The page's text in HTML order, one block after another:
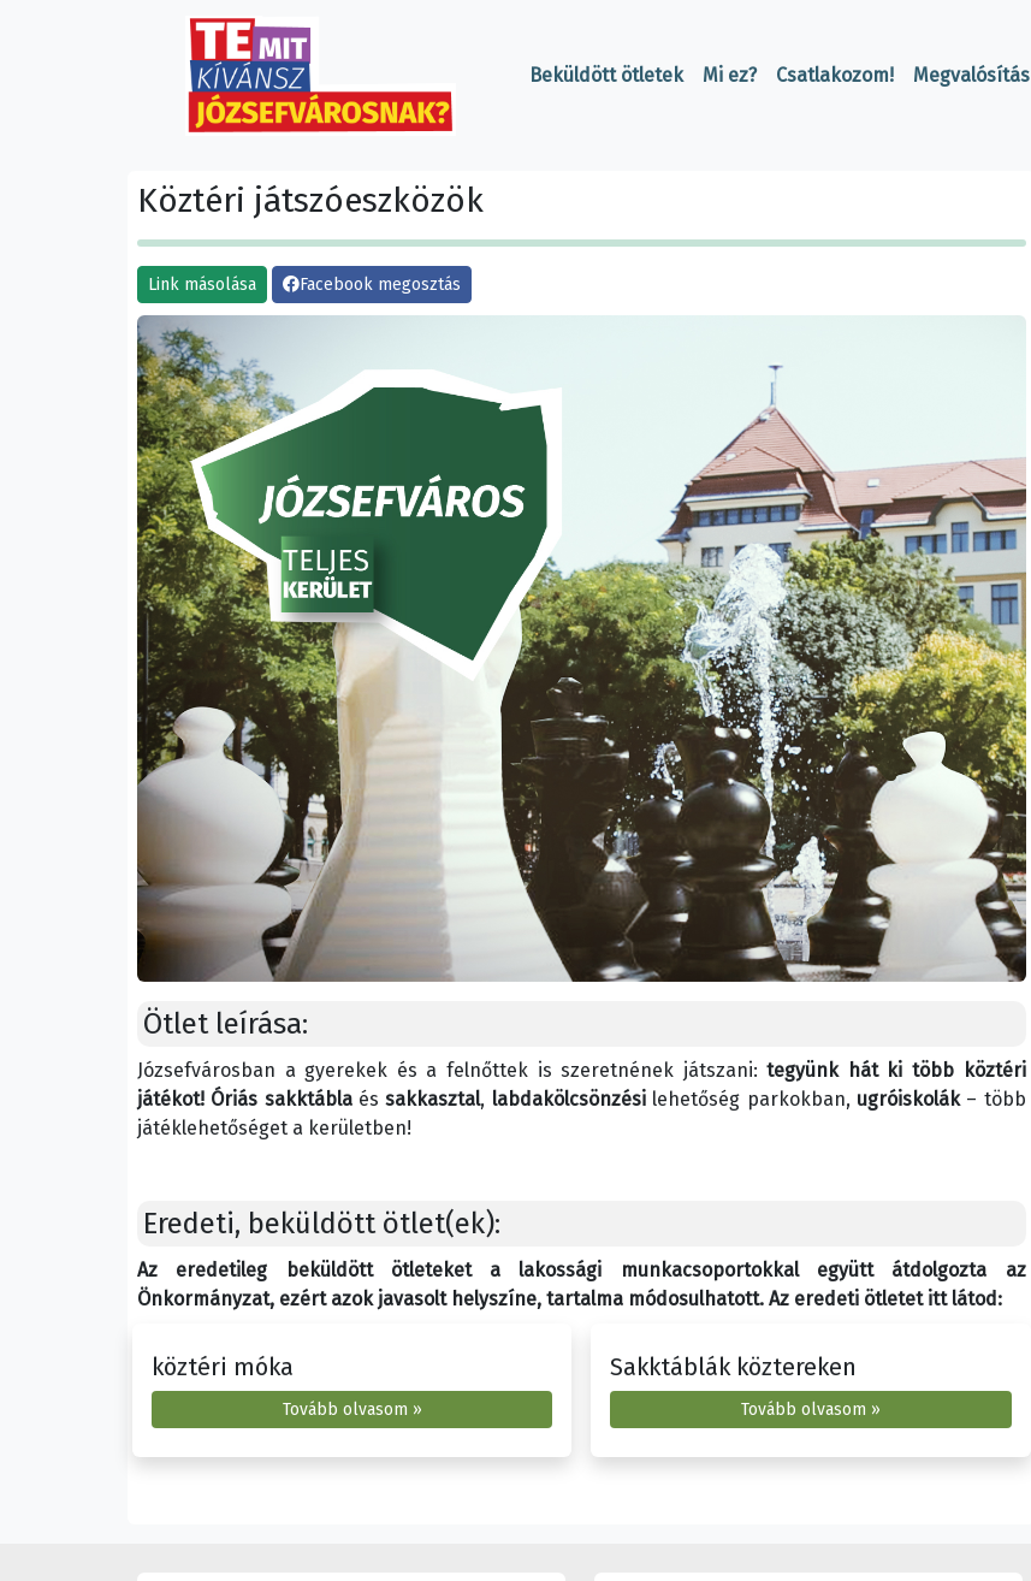
Beküldött ötletek Mi ez? Csatlakozom! Megvalósítás
Köztéri játszóeszközök
Link másolása Facebook megosztás
Ötlet leírása:
Józsefvárosban a gyerekek és a felnőttek is szeretnének játszani:tegyünk hát ki több köztéri
játékot! Óriás sakktáblaéssakkasztal, labdakölcsönzésilehetőség parkokban, ugróiskolák– több
játéklehetőséget a kerületben!
Eredeti, beküldött ötlet(ek):
Az eredetileg beküldött ötleteket a lakossági munkacsoportokkal együtt átdolgozta az
Önkormányzat, ezért azok javasolt helyszíne, tartalma módosulhatott. Az eredeti ötletet itt látod:
köztéri móka
Tovább olvasom »
Sakktáblák köztereken
Tovább olvasom »